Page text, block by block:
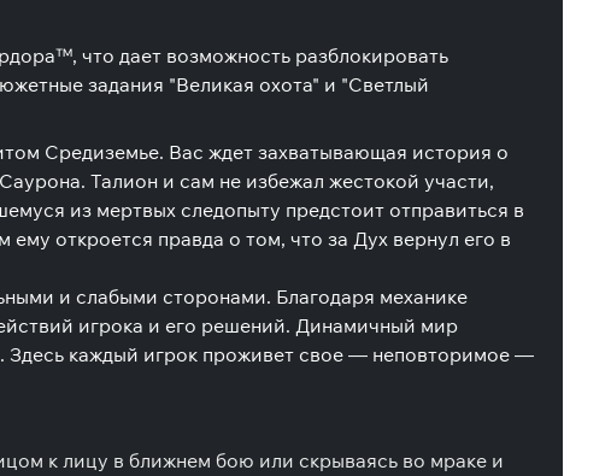
что дает возможность разблокировать
задания "Великая охота" и "Светлый
Средиземье. Вас ждет захватывающая история о
Талион и сам не избежал жестокой участи,
из мертвых следопыту предстоит отправиться в
откроется правда о том, что за Дух вернул его в
и слабыми сторонами. Благодаря механике
игрока и его решений. Динамичный мир
Здесь каждый игрок проживет свое — неповторимое —
к лицу в ближнем бою или скрываясь во мраке и